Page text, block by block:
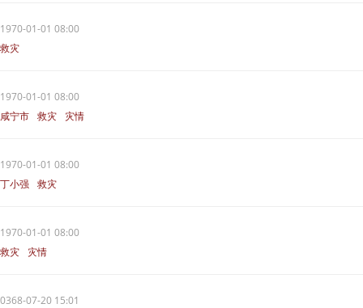
1970-01-01 08:00
救灾
1970-01-01 08:00
咸宁市 救灾 灾情
1970-01-01 08:00
丁小强 救灾
1970-01-01 08:00
救灾
灾情
0368-07-20 15:01